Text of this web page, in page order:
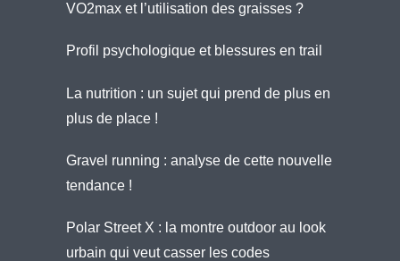
VO2max et l’utilisation des graisses ?
Profil psychologique et blessures en trail
La nutrition : un sujet qui prend de plus en
plus de place !
Gravel running : analyse de cette nouvelle
tendance !
Polar Street X : la montre outdoor au look
urbain qui veut casser les codes